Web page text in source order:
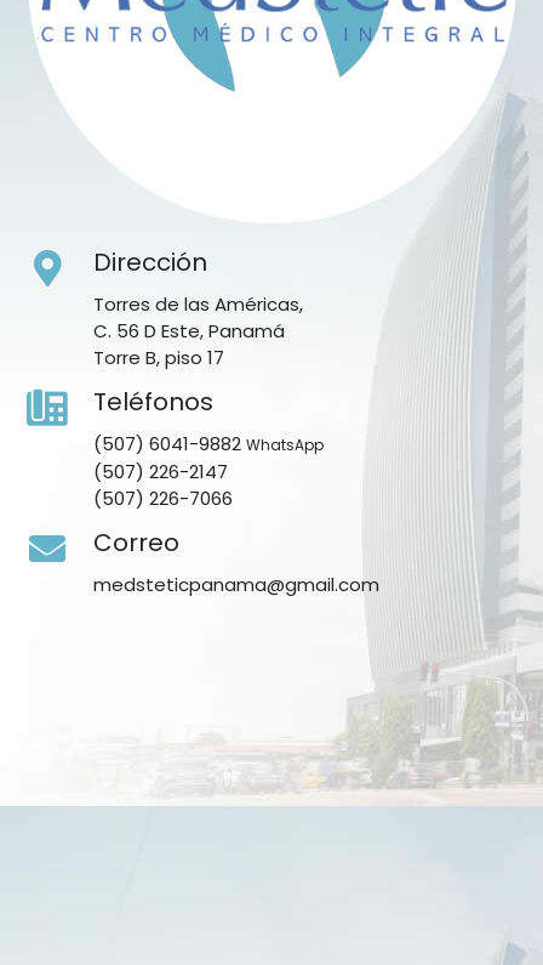
Dirección
Torres de las Américas,
C. 56 D Este, Panamá
Torre B, piso 17
Teléfonos
(507) 6041-9882 WhatsApp
(507) 226-2147
(507) 226-7066
Correo
medsteticpanama@gmail.com